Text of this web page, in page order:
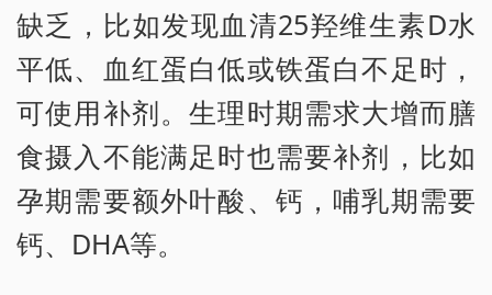
缺乏，比如发现血清25羟维生素D水
平低、血红蛋白低或铁蛋白不足时，
可使用补剂。生理时期需求大增而膳
食摄入不能满足时也需要补剂，比如
孕期需要额外叶酸、钙，哺乳期需要
钙、DHA等。